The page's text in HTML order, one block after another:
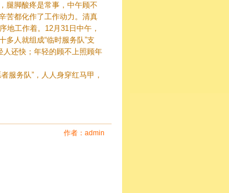
腿脚酸疼是常事，中午顾不
苦都化作了工作动力。清真
地工作着。12月31日中午，
人就组成“临时服务队”支
人还快；年轻的顾不上照顾年
服务队”，人人身穿红马甲，
作者：admin